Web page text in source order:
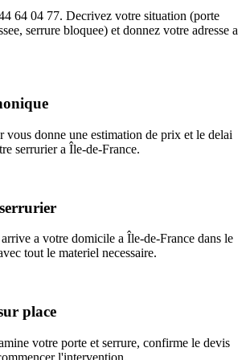
64 04 77. Decrivez votre situation (porte
serrure bloquee) et donnez votre adresse a
vous donne une estimation de prix et le delai
serrurier a Île-de-France.
a votre domicile a Île-de-France dans le
tout le materiel necessaire.
place
votre porte et serrure, confirme le devis
l'intervention.